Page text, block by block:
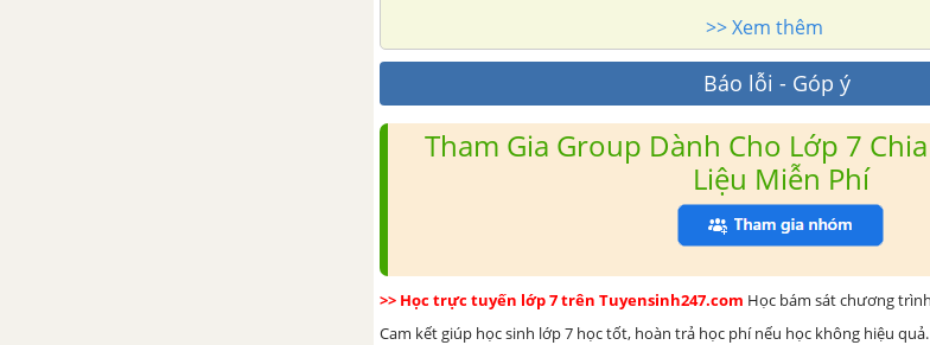
>> Xem thêm
Báo lỗi - Góp ý
Tham Gia Group Dành Cho Lớp 7
Liệu Miễn Phí
>> Học trực tuyến lớp 7 trên Tuyensinh247.com Học bám sát chương
Cam kết giúp học sinh lớp 7 học tốt, hoàn trả học phí nếu học không hiệu